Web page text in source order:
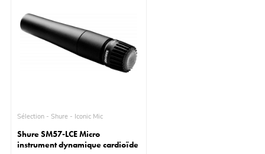
Sélection - Shure - Iconic Mic
Shure SM57-LCE Micro
instrument dynamique cardioïde